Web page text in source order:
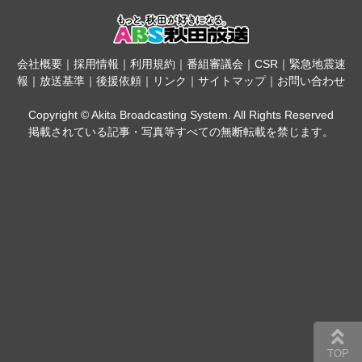
会社概要｜ 採用情報 ｜ 利用規約 ｜ 番組審議会 ｜ CSR｜ 緊急地震速
報 ｜ 放送基準 ｜ 後援依頼 ｜ リンク ｜ サイトマップ｜ お問い合わせ
Copyright © Akita Broadcasting System. All Rights Reserved
掲載されている記事・写真等すべての無断転載を禁じます。